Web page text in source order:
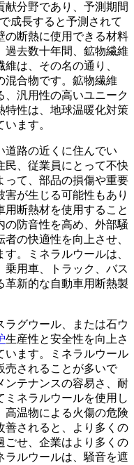
献分野であり、予測期間
成長すると予測されて
の断熱に使用できる材料
過去数十年間、鉱物繊維
は、その名の通り、
混合物です。鉱物繊維
、汎用性の高いユニーク
特性は、地球温暖化対策
ます。
道路の近くに住んでい
民、従業員にとって不快
って、部品の損傷や重要
が生じる可能性もあり
用断熱材を使用すること
の防音性を高め、外部騒
の快適性を向上させ、
。ミネラルウールは、
乗用車、トラック、バス
革新的な自動車用断熱製
ラグウール、または石ウ
生産性と安全性を向上さ
います。ミネラルウール
売されることが多いで
ンテナンスの容易さ、耐
ミネラルウールを使用し
高温物による火傷の危険
善されると、より多くの
ごせ、企業はより多くの
ラルウールは、騒音を遮